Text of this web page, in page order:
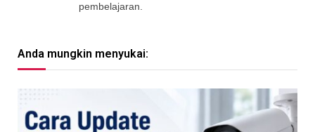
pembelajaran.
Anda mungkin menyukai: